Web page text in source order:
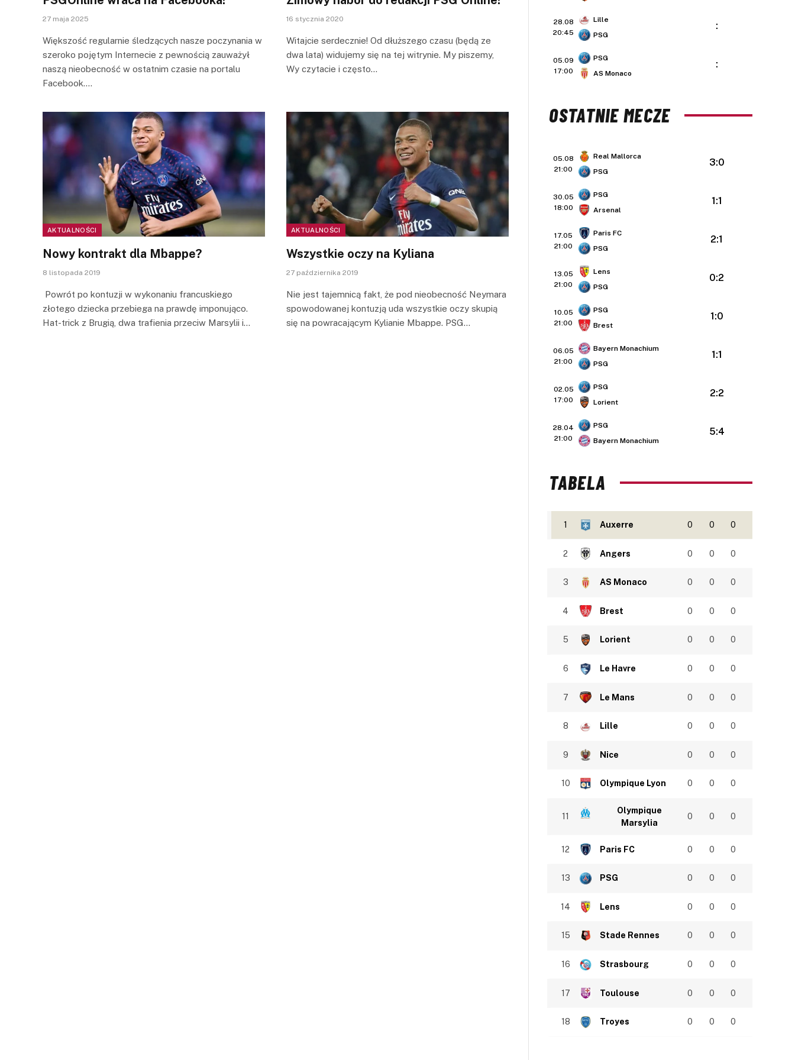
27 maja 2025
Większość regularnie śledzących nasze poczynania w
szeroko pojętym Internecie z pewnością zauważył
naszą nieobecność w ostatnim czasie na portalu
Facebook.…
16 stycznia 2020
Witajcie serdecznie! Od dłuższego czasu (będą ze
dwa lata) widujemy się na tej witrynie. My piszemy,
Wy czytacie i często…
AKTUALNOŚCI
Nowy kontrakt dla Mbappe?
8 listopada 2019
Powrót po kontuzji w wykonaniu francuskiego
złotego dziecka przebiega na prawdę imponująco.
Hat-trick z Brugią, dwa trafienia przeciw Marsylii i…
AKTUALNOŚCI
Wszystkie oczy na Kyliana
27 października 2019
Nie jest tajemnicą fakt, że pod nieobecność Neymara
spowodowanej kontuzją uda wszystkie oczy skupią
się na powracającym Kylianie Mbappe. PSG…
28.08
20:45
Lille
PSG
:
05.09
17:00
PSG
AS Monaco
:
OSTATNIE MECZE
05.08
21:00
Real Mallorca
PSG
3:0
30.05
18:00
PSG
Arsenal
1:1
17.05
21:00
Paris FC
PSG
2:1
13.05
21:00
Lens
PSG
0:2
10.05
21:00
PSG
Brest
1:0
06.05
21:00
Bayern Monachium
PSG
1:1
02.05
17:00
PSG
Lorient
2:2
28.04
21:00
PSG
Bayern Monachium
5:4
TABELA
1 Auxerre 0 0 0
2 Angers 0 0 0
3 AS Monaco 0 0 0
4 Brest 0 0 0
5 Lorient 0 0 0
6 Le Havre 0 0 0
7 Le Mans 0 0 0
8 Lille 0 0 0
9 Nice 0 0 0
10 Olympique Lyon 0 0 0
11
Olympique
Marsylia
0 0 0
12 Paris FC 0 0 0
13 PSG 0 0 0
14 Lens 0 0 0
15 Stade Rennes 0 0 0
16 Strasbourg 0 0 0
17 Toulouse 0 0 0
18 Troyes 0 0 0